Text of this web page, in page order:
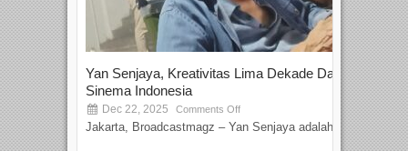
Yan Senjaya, Kreativitas Lima Dekade Dalam
Sinema Indonesia
Dec 22, 2025 Comments Off
Jakarta, Broadcastmagz – Yan Senjaya adalah...